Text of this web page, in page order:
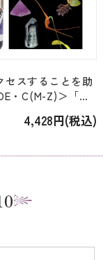
セスすることを助
・C(M-Z)＞「ノ
4,428円(税込)